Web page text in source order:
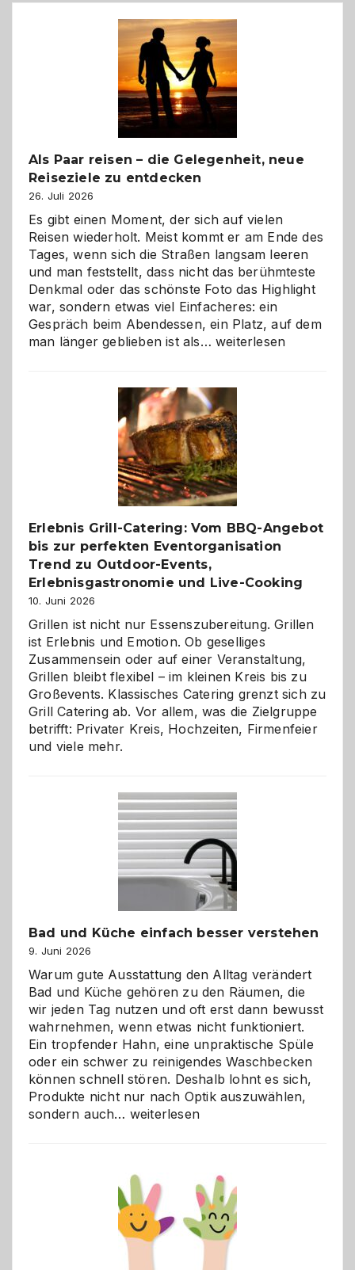
Als Paar reisen – die Gelegenheit, neue
Reiseziele zu entdecken
26. Juli 2026
Es gibt einen Moment, der sich auf vielen
Reisen wiederholt. Meist kommt er am Ende des
Tages, wenn sich die Straßen langsam leeren
und man feststellt, dass nicht das berühmteste
Denkmal oder das schönste Foto das Highlight
war, sondern etwas viel Einfacheres: ein
Gespräch beim Abendessen, ein Platz, auf dem
man länger geblieben ist als… Als
–
die
Gelegenheit,
neue
Reiseziele
zu
entdecken
weiterlesen
Erlebnis Grill-Catering: Vom BBQ-Angebot
bis zur perfekten Eventorganisation
Trend zu Outdoor-Events,
Erlebnisgastronomie und Live-Cooking
10. Juni 2026
Grillen ist nicht nur Essenszubereitung. Grillen
ist Erlebnis und Emotion. Ob geselliges
Zusammensein oder auf einer Veranstaltung,
Grillen bleibt flexibel – im kleinen Kreis bis zu
Großevents. Klassisches Catering grenzt sich zu
Grill Catering ab. Vor allem, was die Zielgruppe
betrifft: Privater Kreis, Hochzeiten, Firmenfeier
und viele mehr.
Bad und Küche einfach besser verstehen
9. Juni 2026
Warum gute Ausstattung den Alltag verändert
Bad und Küche gehören zu den Räumen, die
wir jeden Tag nutzen und oft erst dann bewusst
wahrnehmen, wenn etwas nicht funktioniert.
Ein tropfender Hahn, eine unpraktische Spüle
oder ein schwer zu reinigendes Waschbecken
können schnell stören. Deshalb lohnt es sich,
Produkte nicht nur nach Optik auszuwählen,
sondern auch… Bad
besser
verstehen
weiterlesen